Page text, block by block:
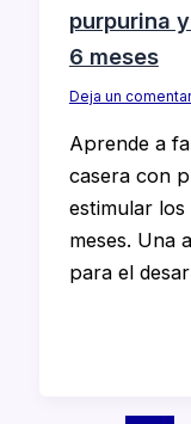
purpurina
6 meses
Deja un
Aprende a
casera con
estimular
meses. Una
para el